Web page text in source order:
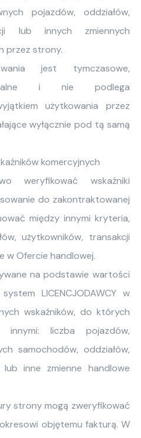
pojazdów, oddziałów,
lub innych zmiennych
przez strony.
jest tymczasowe,
i nie podlega
użytkowania przez
wyłącznie pod tą samą
komercyjnych
weryfikować wskaźniki
do zakontraktowanej
między innymi kryteria,
użytkowników, transakcji
w Ofercie handlowej.
na podstawie wartości
LICENCJODAWCY w
wskaźników, do których
innymi: liczba pojazdów,
samochodów, oddziałów,
lub inne zmienne handlowe
strony mogą zweryfikować
objętemu fakturą. W